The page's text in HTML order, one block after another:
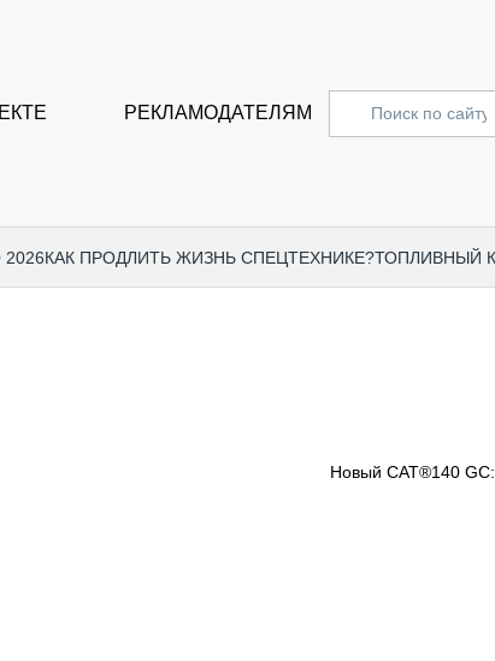
РЕКЛАМОДАТЕЛЯМ
2026КАК ПРОДЛИТЬ ЖИЗНЬ СПЕЦТЕХНИКЕ?ТОПЛИВНЫЙ
Новый CAT®140 GC: